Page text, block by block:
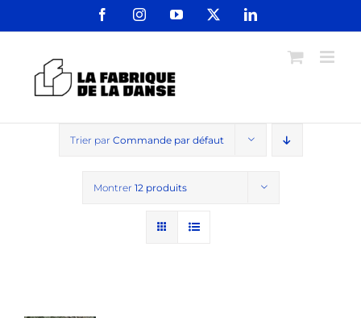
FacebookInstagramYouTube LinkedIn
Trier par Commande par défaut
Montrer 12 produits